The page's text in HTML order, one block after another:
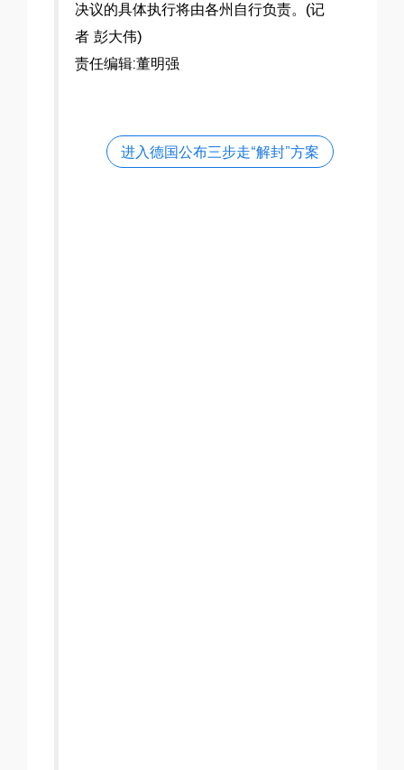
决议的具体执行将由各州自行负责。(记
者 彭大伟)
责任编辑:董明强
进入德国公布三步走“解封”方案